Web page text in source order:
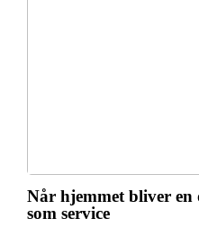
Når hjemmet bliver en
som service